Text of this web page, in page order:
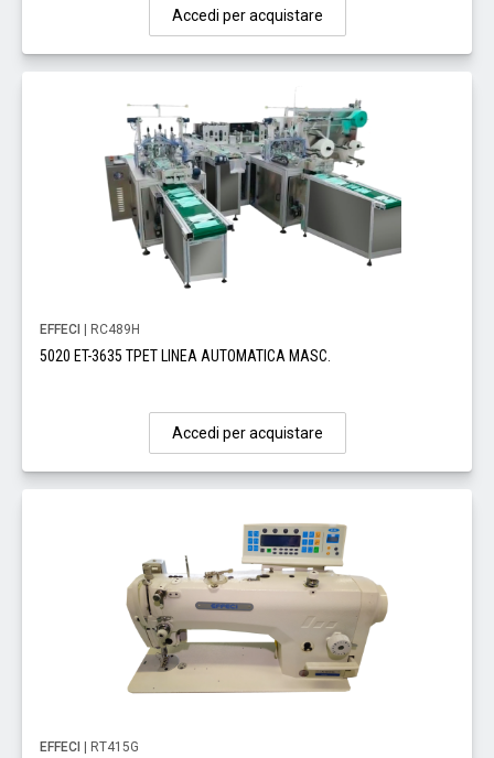
Accedi per acquistare
EFFECI | RC489H
5020 ET-3635 TPET LINEA AUTOMATICA MASC.
Accedi per acquistare
EFFECI | RT415G